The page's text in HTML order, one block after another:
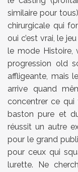
similaire pour
chirurgicale qui
oui c’est vrai, le
le mode Histoire,
progression old
affligeante, mais
arrive quand
concentrer ce
baston pure et
réussit un autre
pour le grand
pour ceux qui
lurette. Ne